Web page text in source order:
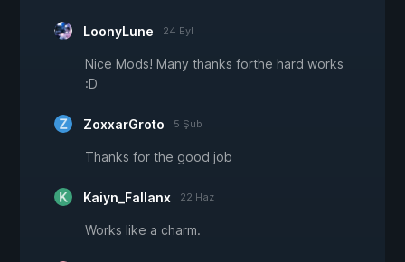
LoonyLune 24 Eyl
Nice Mods! Many thanks forthe hard works
:D
ZoxxarGroto 5 Şub
Thanks for the good job
Kaiyn_Fallanx 22 Haz
Works like a charm.